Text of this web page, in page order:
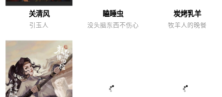
关清风
引玉人
瞌睡虫
没头脑东西不伤心
炭烤乳羊
牧羊人的晚餐